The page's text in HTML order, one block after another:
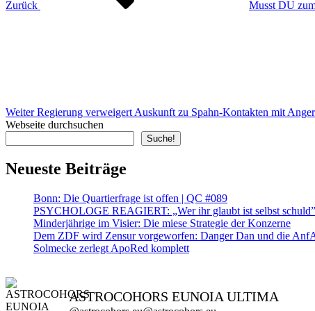
Zurück
Musst DU
Weiter Regierung verweigert Auskunft zu Spahn-Kontakten mit
Webseite durchsuchen
Suche!
Neueste Beiträge
Bonn: Die Quartierfrage ist offen | QC #089
PSYCHOLOGE REAGIERT: „Wer ihr glaubt ist selbst
Minderjährige im Visier: Die miese Strategie der Konzerne
Dem ZDF wird Zensur vorgeworfen: Danger Dan und die
Solmecke zerlegt ApoRed komplett
ASTROCOHORS EUNOIA ULTIMA